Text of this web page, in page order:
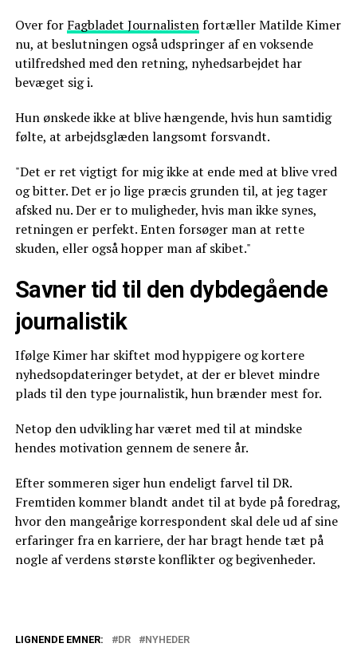
Over for Fagbladet Journalistenfortæller Matilde Kimer
nu, at beslutningen også udspringer af en voksende
utilfredshed med den retning, nyhedsarbejdet har
bevæget sig i.
Hun ønskede ikke at blive hængende, hvis hun samtidig
følte, at arbejdsglæden langsomt forsvandt.
"Det er ret vigtigt for mig ikke at ende med at blive vred
og bitter. Det er jo lige præcis grunden til, at jeg tager
afsked nu. Der er to muligheder, hvis man ikke synes,
retningen er perfekt. Enten forsøger man at rette
skuden, eller også hopper man af skibet."
Savner tid til den dybdegående
journalistik
Ifølge Kimer har skiftet mod hyppigere og kortere
nyhedsopdateringer betydet, at der er blevet mindre
plads til den type journalistik, hun brænder mest for.
Netop den udvikling har været med til at mindske
hendes motivation gennem de senere år.
Efter sommeren siger hun endeligt farvel til DR.
Fremtiden kommer blandt andet til at byde på foredrag,
hvor den mangeårige korrespondent skal dele ud af sine
erfaringer fra en karriere, der har bragt hende tæt på
nogle af verdens største konflikter og begivenheder.
LIGNENDE EMNER: DR NYHEDER